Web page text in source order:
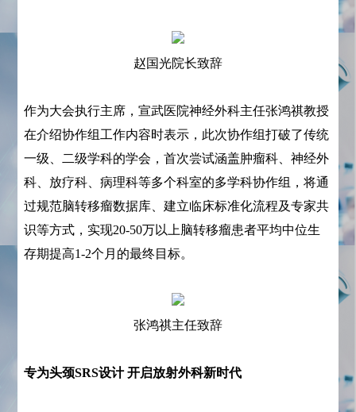
赵国光院长致辞
作为大会执行主席，宣武医院神经外科主任张鸿祺教授
在介绍协作组工作内容时表示，此次协作组打破了传统
一级、二级学科的学会，首次尝试涵盖肿瘤科、神经外
科、放疗科、病理科等多个科室的多学科协作组，将通
过规范脑转移瘤数据库、建立临床标准化流程及专家共
识等方式，实现20-50万以上脑转移瘤患者平均中位生
存期提高1-2个月的最终目标。
张鸿祺主任致辞
专为头颈SRS设计 开启放射外科新时代